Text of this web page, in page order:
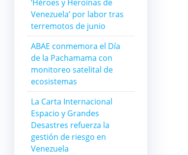
‘Héroes y Heroínas de
Venezuela’ por labor tras
terremotos de junio
ABAE conmemora el Día
de la Pachamama con
monitoreo satelital de
ecosistemas
La Carta Internacional
Espacio y Grandes
Desastres refuerza la
gestión de riesgo en
Venezuela